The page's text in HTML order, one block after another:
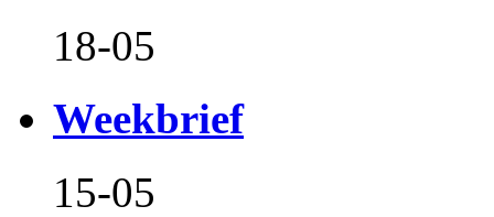
18-05
Weekbrief
15-05